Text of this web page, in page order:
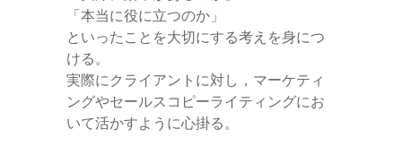
「本当に役に立つのか」
といったことを大切にする考えを身につ
ける。
実際にクライアントに対し，マーケティ
ングやセールスコピーライティングにお
いて活かすように心掛る。